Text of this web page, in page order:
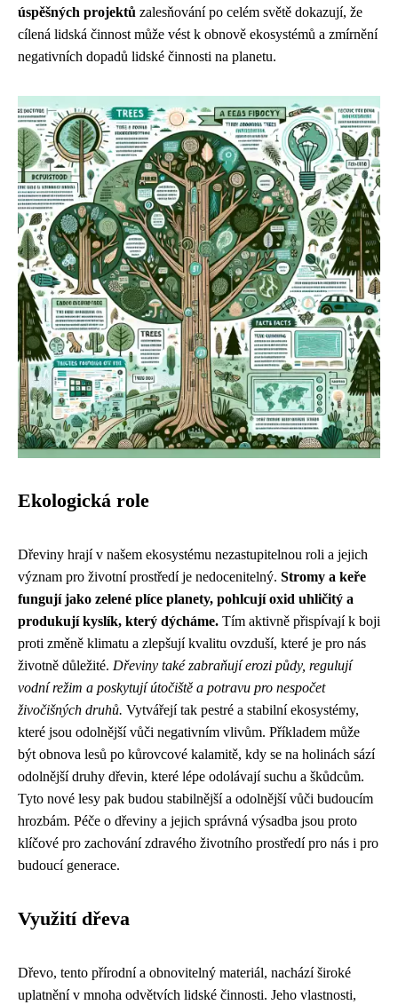
úspěšných projektů zalesňování po celém světě dokazují, že
cílená lidská činnost může vést k obnově ekosystémů a zmírnění
negativních dopadů lidské činnosti na planetu.
Ekologická role
Dřeviny hrají v našem ekosystému nezastupitelnou roli a jejich
význam pro životní prostředí je nedocenitelný. Stromy a keře
fungují jako zelené plíce planety, pohlcují oxid uhličitý a
produkují kyslík, který dýcháme. Tím aktivně přispívají k boji
proti změně klimatu a zlepšují kvalitu ovzduší, které je pro nás
životně důležité. Dřeviny také zabraňují erozi půdy, regulují
vodní režim a poskytují útočiště a potravu pro nespočet
živočišných druhů. Vytvářejí tak pestré a stabilní ekosystémy,
které jsou odolnější vůči negativním vlivům. Příkladem může
být obnova lesů po kůrovcové kalamitě, kdy se na holinách sází
odolnější druhy dřevin, které lépe odolávají suchu a škůdcům.
Tyto nové lesy pak budou stabilnější a odolnější vůči budoucím
hrozbám. Péče o dřeviny a jejich správná výsadba jsou proto
klíčové pro zachování zdravého životního prostředí pro nás i pro
budoucí generace.
Využití dřeva
Dřevo, tento přírodní a obnovitelný materiál, nachází široké
uplatnění v mnoha odvětvích lidské činnosti. Jeho vlastnosti,